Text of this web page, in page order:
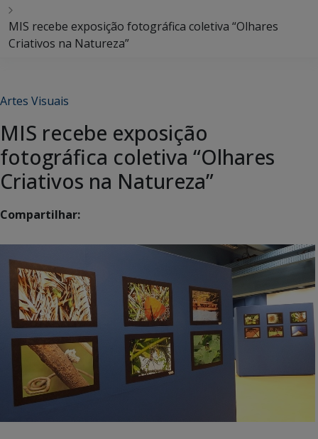
MIS recebe exposição fotográfica coletiva “Olhares
Criativos na Natureza”
Artes Visuais
MIS recebe exposição
fotográfica coletiva “Olhares
Criativos na Natureza”
Compartilhar: